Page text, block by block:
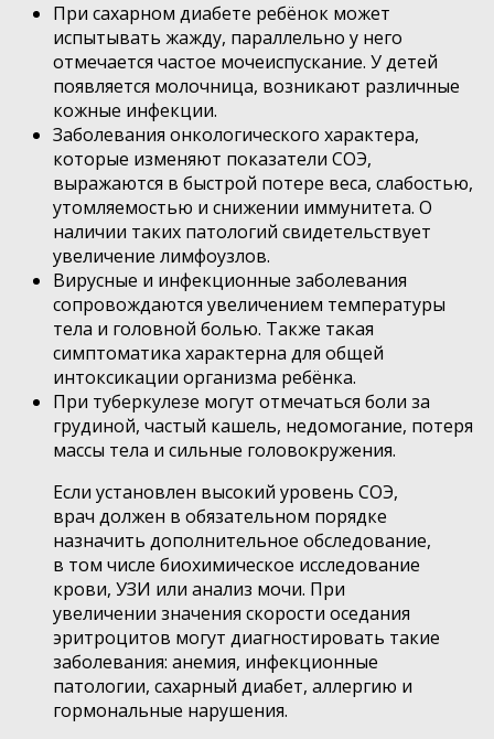
При сахарном диабете ребёнок может
испытывать жажду, параллельно у него
отмечается частое мочеиспускание. У детей
появляется молочница, возникают различные
кожные инфекции.
Заболевания онкологического характера,
которые изменяют показатели СОЭ,
выражаются в быстрой потере веса, слабостью,
утомляемостью и снижении иммунитета. О
наличии таких патологий свидетельствует
увеличение лимфоузлов.
Вирусные и инфекционные заболевания
сопровождаются увеличением температуры
тела и головной болью. Также такая
симптоматика характерна для общей
интоксикации организма ребёнка.
При туберкулезе могут отмечаться боли за
грудиной, частый кашель, недомогание, потеря
массы тела и сильные головокружения.
Если установлен высокий уровень СОЭ,
врач должен в обязательном порядке
назначить дополнительное обследование,
в том числе биохимическое исследование
крови, УЗИ или анализ мочи. При
увеличении значения скорости оседания
эритроцитов могут диагностировать такие
заболевания: анемия, инфекционные
патологии, сахарный диабет, аллергию и
гормональные нарушения.